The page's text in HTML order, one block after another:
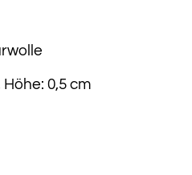
0,5 cm